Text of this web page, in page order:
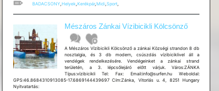
BADACSONY, Helyek, Kerékpár,Midi, Sport,
Mészáros Zánkai Vízibicikli Kölcsönző
A Mészáros Vízibicikli Kölcsönző a zánkai Községi strandon 8 db
nosztalgia, és 3 db modern, csúszdás vízibiciklivel áll a
vendégek rendelkezésére. Vendégeinket a zánkai strand
területén, a 3. lépcsőlejáró előtt várjuk. Város:ZÁNKA
Típus:vízibicikli Tel: Fax: Email:info@surfen.hu Weboldal:
GPS:46.8684310913085-17.6869144439697 Cím:Zánka, Vitorlás u. 4, 8251 Hungary
Nyitvatartás: